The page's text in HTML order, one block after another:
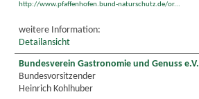
http://www.pfaffenhofen.bund-naturschutz.de/or...
weitere Information:
Detailansicht
Bundesverein Gastronomie und Genuss e.V.
Bundesvorsitzender
Heinrich Kohlhuber